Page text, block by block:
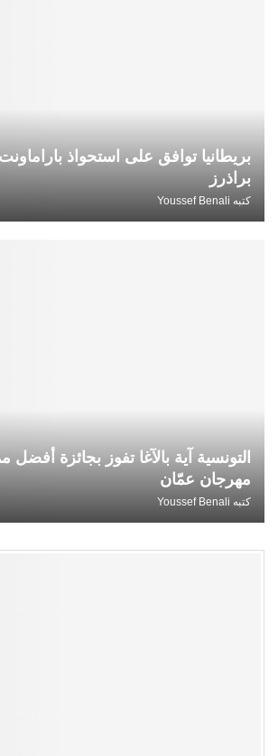
بريطانيا توافق على استحواذ
براذرز
كتبه Youssef Benali
التونسية آية بالآغا تفوز بجائزة أفضل
مهرجان عمّان
كتبه Youssef Benali